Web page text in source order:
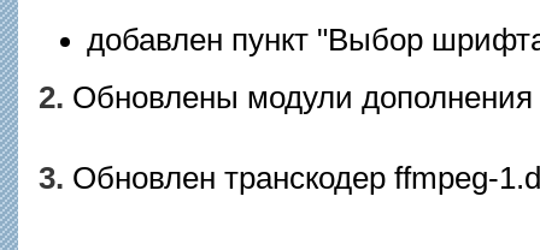
добавлен пункт "Выбор
2. Обновлены модули дополнения
3. Обновлен транскодер ffmpeg-